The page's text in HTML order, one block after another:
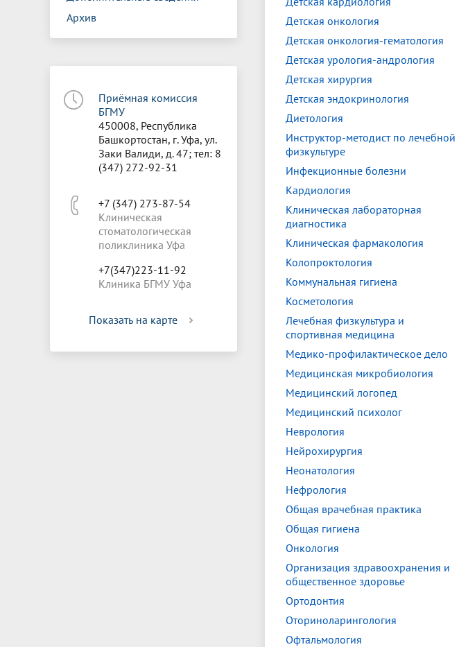
Архив
Приёмная комиссия
БГМУ
450008, Республика
Башкортостан, г. Уфа, ул.
Заки Валиди, д. 47; тел: 8
(347) 272-92-31
+7 (347) 273-87-54
Клиническая
стоматологическая
поликлиника Уфа
+7(347)223-11-92
Клиника БГМУ Уфа
Показать на карте
Детская онкология
Детская онкология-гематология
Детская урология-андрология
Детская хирургия
Детская эндокринология
Диетология
Инструктор-методист по лечебной
физкультуре
Инфекционные болезни
Кардиология
Клиническая лабораторная
диагностика
Клиническая фармакология
Колопроктология
Коммунальная гигиена
Косметология
Лечебная физкультура и
спортивная медицина
Медико-профилактическое дело
Медицинская микробиология
Медицинский логопед
Медицинский психолог
Неврология
Нейрохирургия
Неонатология
Нефрология
Общая врачебная практика
Общая гигиена
Онкология
Организация здравоохранения и
общественное здоровье
Ортодонтия
Оториноларингология
Офтальмология